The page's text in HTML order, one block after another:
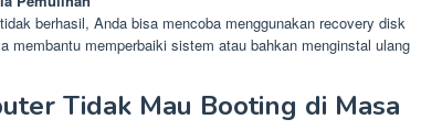
berhasil, Anda bisa mencoba menggunakan recovery disk
membantu memperbaiki sistem atau bahkan menginstal ulang
Tidak Mau Booting di Masa